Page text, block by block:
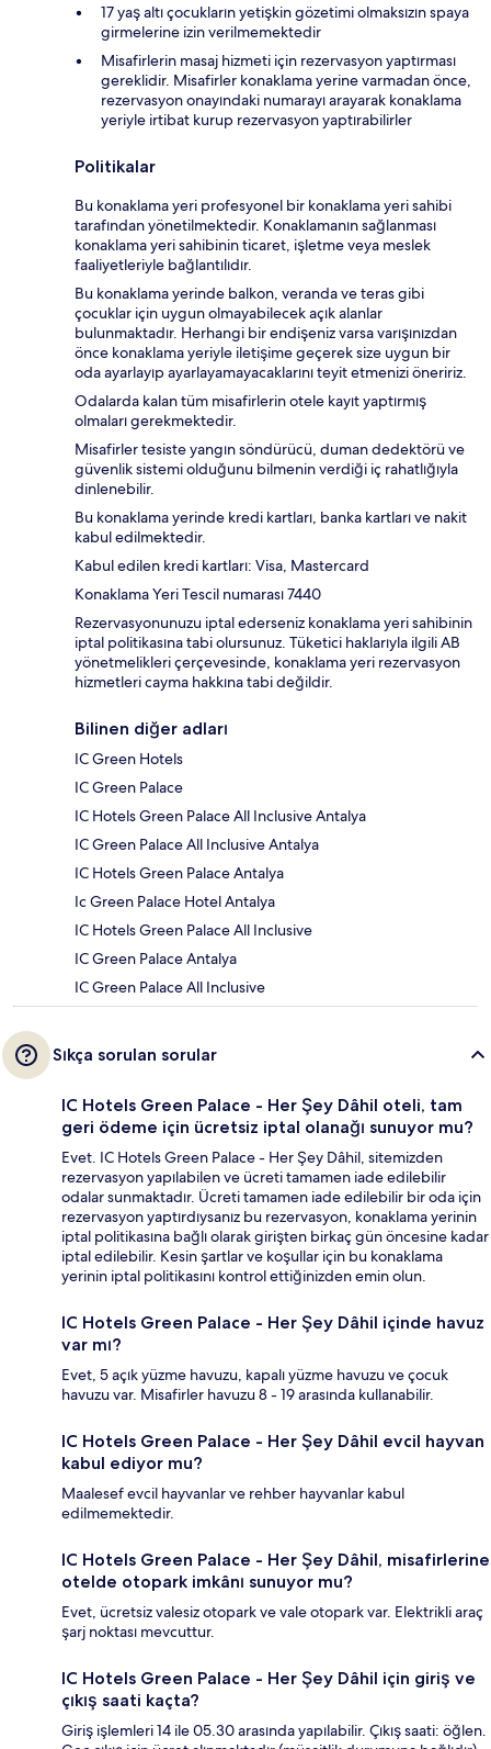
17 yaş altı çocukların yetişkin gözetimi olmaksızın spaya
girmelerine izin verilmemektedir
Misafirlerin masaj hizmeti için rezervasyon yaptırması
gereklidir. Misafirler konaklama yerine varmadan önce,
rezervasyon onayındaki numarayı arayarak konaklama
yeriyle irtibat kurup rezervasyon yaptırabilirler
Politikalar
Bu konaklama yeri profesyonel bir konaklama yeri sahibi
tarafından yönetilmektedir. Konaklamanın sağlanması
konaklama yeri sahibinin ticaret, işletme veya meslek
faaliyetleriyle bağlantılıdır.
Bu konaklama yerinde balkon, veranda ve teras gibi
çocuklar için uygun olmayabilecek açık alanlar
bulunmaktadır. Herhangi bir endişeniz varsa varışınızdan
önce konaklama yeriyle iletişime geçerek size uygun bir
oda ayarlayıp ayarlayamayacaklarını teyit etmenizi öneririz.
Odalarda kalan tüm misafirlerin otele kayıt yaptırmış
olmaları gerekmektedir.
Misafirler tesiste yangın söndürücü, duman dedektörü ve
güvenlik sistemi olduğunu bilmenin verdiği iç rahatlığıyla
dinlenebilir.
Bu konaklama yerinde kredi kartları, banka kartları ve nakit
kabul edilmektedir.
Kabul edilen kredi kartları: Visa, Mastercard
Konaklama Yeri Tescil numarası 7440
Rezervasyonunuzu iptal ederseniz konaklama yeri sahibinin
iptal politikasına tabi olursunuz. Tüketici haklarıyla ilgili AB
yönetmelikleri çerçevesinde, konaklama yeri rezervasyon
hizmetleri cayma hakkına tabi değildir.
Bilinen diğer adları
IC Green Hotels
IC Green Palace
IC Hotels Green Palace All Inclusive Antalya
IC Green Palace All Inclusive Antalya
IC Hotels Green Palace Antalya
Ic Green Palace Hotel Antalya
IC Hotels Green Palace All Inclusive
IC Green Palace Antalya
IC Green Palace All Inclusive
Sıkça sorulan sorular
IC Hotels Green Palace - Her Şey Dâhil oteli, tam
geri ödeme için ücretsiz iptal olanağı sunuyor mu?
Evet. IC Hotels Green Palace - Her Şey Dâhil, sitemizden
rezervasyon yapılabilen ve ücreti tamamen iade edilebilir
odalar sunmaktadır. Ücreti tamamen iade edilebilir bir oda için
rezervasyon yaptırdıysanız bu rezervasyon, konaklama yerinin
iptal politikasına bağlı olarak girişten birkaç gün öncesine kadar
iptal edilebilir. Kesin şartlar ve koşullar için bu konaklama
yerinin iptal politikasını kontrol ettiğinizden emin olun.
IC Hotels Green Palace - Her Şey Dâhil içinde havuz
var mı?
Evet, 5 açık yüzme havuzu, kapalı yüzme havuzu ve çocuk
havuzu var. Misafirler havuzu 8 - 19 arasında kullanabilir.
IC Hotels Green Palace - Her Şey Dâhil evcil hayvan
kabul ediyor mu?
Maalesef evcil hayvanlar ve rehber hayvanlar kabul
edilmemektedir.
IC Hotels Green Palace - Her Şey Dâhil, misafirlerine
otelde otopark imkânı sunuyor mu?
Evet, ücretsiz valesiz otopark ve vale otopark var. Elektrikli araç
şarj noktası mevcuttur.
IC Hotels Green Palace - Her Şey Dâhil için giriş ve
çıkış saati kaçta?
Giriş işlemleri 14 ile 05.30 arasında yapılabilir. Çıkış saati: öğlen.